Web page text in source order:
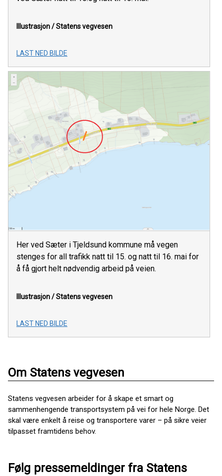
Illustrasjon /Statens vegvesen
LAST NED BILDE
Her ved Sæter i Tjeldsund kommune må vegen
stenges for all trafikk natt til 15. og natt til 16. mai for
å få gjort helt nødvendig arbeid på veien.
Illustrasjon /Statens vegvesen
LAST NED BILDE
Om Statens vegvesen
Statens vegvesen arbeider for å skape et smart og
sammenhengende transportsystem på vei for hele Norge. Det
skal være enkelt å reise og transportere varer – på sikre veier
tilpasset framtidens behov.
Følg pressemeldinger fra Statens